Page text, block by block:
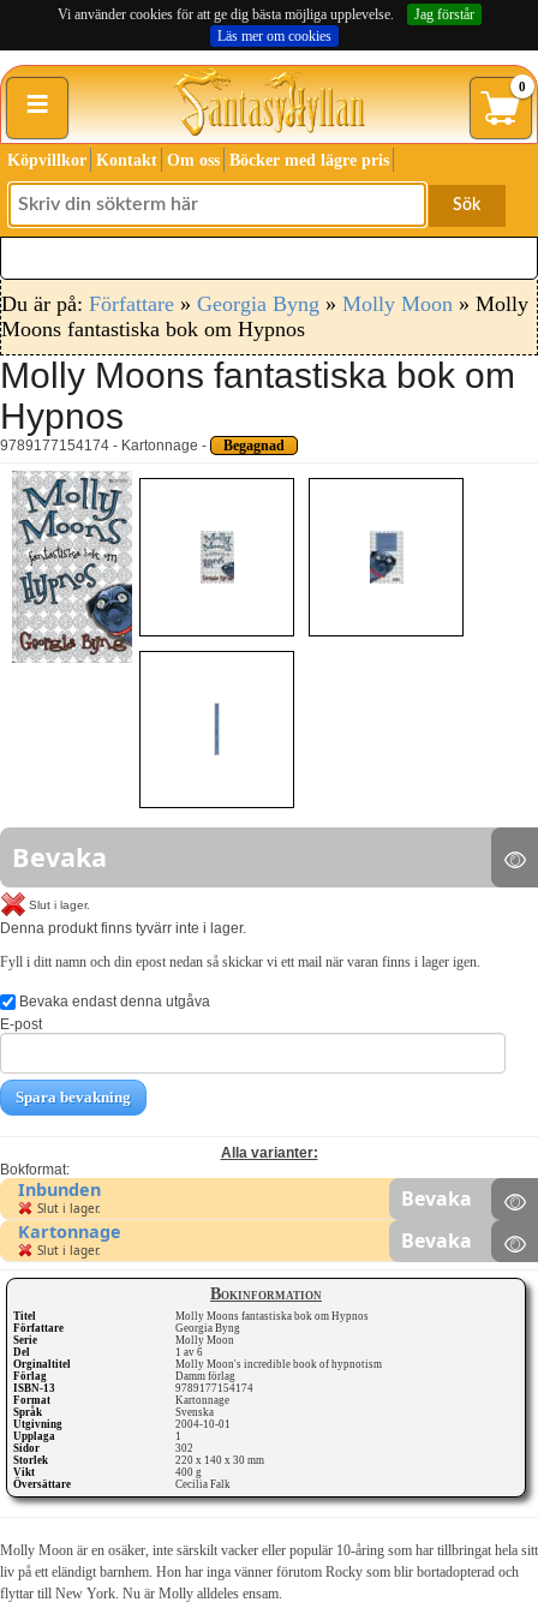
Vi använder cookies för att ge dig bästa möjliga upplevelse.
Jag förstår
Läs mer om cookies
≡ 0
Köpvillkor Kontakt Om oss Böcker med lägre pris
Sök
Du är på: Författare » Georgia Byng » Molly Moon » Molly
Moons fantastiska bok om Hypnos
Molly Moons fantastiska bok om
Hypnos
9789177154174 - Kartonnage - Begagnad
Bokinformation
Titel
Molly Moons fantastiska bok om Hypnos
Författare
Georgia Byng
Serie
Molly Moon
Del
1 av 6
Orginaltitel
Molly Moon's incredible book of hypnotism
Förlag
Damm förlag
ISBN-13
9789177154174
Format
Kartonnage
Språk
Svenska
Utgivning
2004-10-01
Upplaga
1
Sidor
302
Storlek
220 x 140 x 30 mm
Vikt
400 g
Översättare
Cecilia Falk
Bevaka
Slut i lager.
Denna produkt finns tyvärr inte i lager.
Fyll i ditt namn och din epost nedan så skickar vi ett mail när varan finns i lager igen.
Bevaka endast denna utgåva
E-post
Spara bevakning
Alla varianter:
Bokformat:
Inbunden
Slut i lager. Bevaka
Kartonnage
Slut i lager. Bevaka
Molly Moon är en osäker, inte särskilt vacker eller populär 10-åring som har tillbringat hela sitt
liv på ett eländigt barnhem. Hon har inga vänner förutom Rocky som blir bortadopterad och
flyttar till New York. Nu är Molly alldeles ensam.